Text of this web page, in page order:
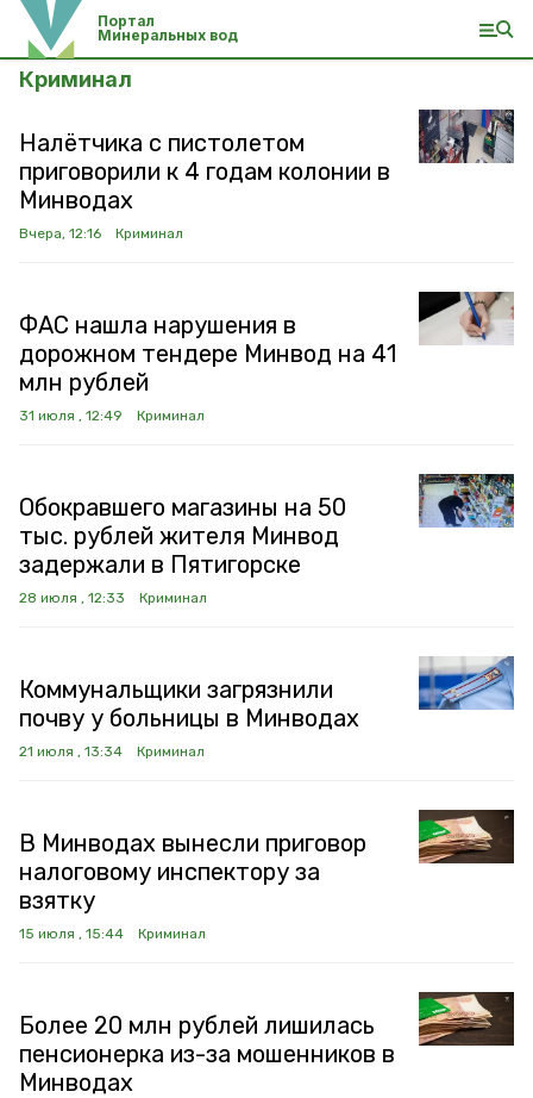
Портал
Минеральных вод
Криминал
Налётчика с пистолетом
приговорили к 4 годам колонии в
Минводах
Вчера, 12:16 Криминал
ФАС нашла нарушения в
дорожном тендере Минвод на 41
млн рублей
31 июля , 12:49 Криминал
Обокравшего магазины на 50
тыс. рублей жителя Минвод
задержали в Пятигорске
28 июля , 12:33 Криминал
Коммунальщики загрязнили
почву у больницы в Минводах
21 июля , 13:34 Криминал
В Минводах вынесли приговор
налоговому инспектору за
взятку
15 июля , 15:44 Криминал
Более 20 млн рублей лишилась
пенсионерка из-за мошенников в
Минводах